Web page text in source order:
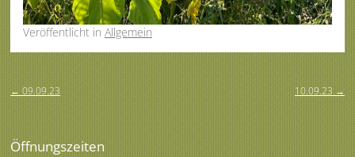
Veröffentlicht in Allgemein
← 09.09.23 10.09.23 →
Öffnungszeiten